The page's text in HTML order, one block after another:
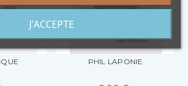
PHIL LAPONIE
J'ACCEPTE